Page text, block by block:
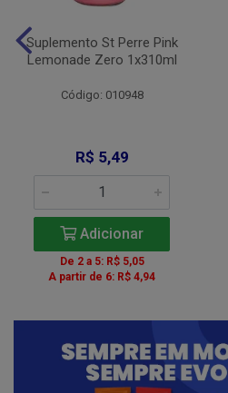
Suplemento St Perre Pink
Lemonade Zero 1x310ml
Código: 010948
R$ 5,49
Adicionar
De 2 a 5: R$ 5,05
A partir de 6: R$ 4,94